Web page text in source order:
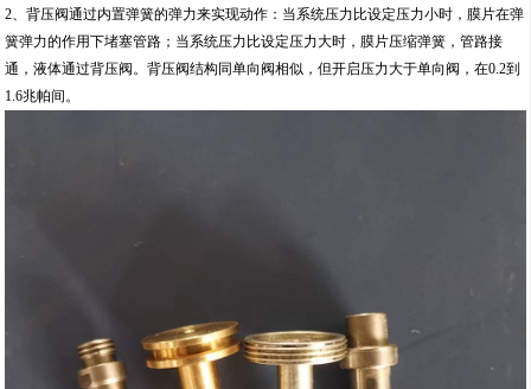
2、背压阀通过内置弹簧的弹力来实现动作：当系统压力比设定压力小时，膜片在弹
簧弹力的作用下堵塞管路；当系统压力比设定压力大时，膜片压缩弹簧，管路接
通，液体通过背压阀。背压阀结构同单向阀相似，但开启压力大于单向阀，在0.2到
1.6兆帕间。